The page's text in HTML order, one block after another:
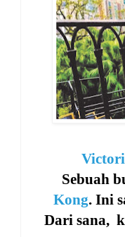
Sebuah
Kong. Ini
Dari sana,